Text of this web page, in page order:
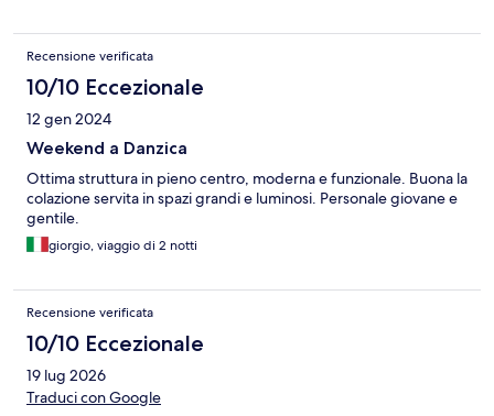
Recensione verificata
10/10 Eccezionale
12 gen 2024
Weekend a Danzica
Ottima struttura in pieno centro, moderna e funzionale. Buona la
colazione servita in spazi grandi e luminosi. Personale giovane e
gentile.
giorgio, viaggio di 2 notti
Recensione verificata
10/10 Eccezionale
19 lug 2026
Traduci con Google